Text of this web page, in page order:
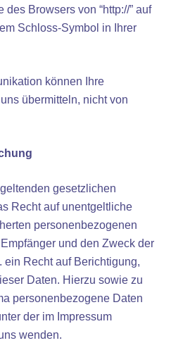
Browsers von “http://” auf
Schloss-Symbol in Ihrer
können Ihre
übermitteln, nicht von
gesetzlichen
Recht auf unentgeltliche
personenbezogenen
und den Zweck der
ein Recht auf Berichtigung,
Daten. Hierzu sowie zu
personenbezogene Daten
der im Impressum
wenden.